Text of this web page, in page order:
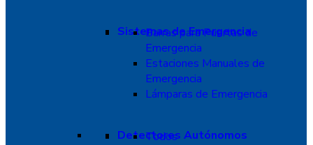
Sistemas de Emergencia
Barras para Puertas de
Emergencia
Estaciones Manuales de
Emergencia
Lámparas de Emergencia
Detectores Autónomos
Todos